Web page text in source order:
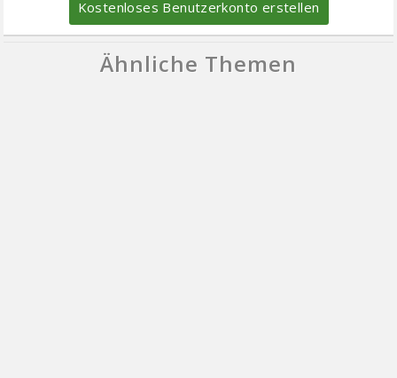
Kostenloses Benutzerkonto erstellen
Ähnliche Themen